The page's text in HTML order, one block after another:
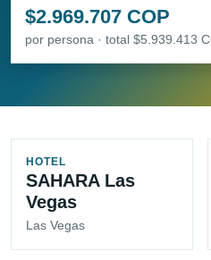
$2.969.707 COP
por persona · total $5.939.413
HOTEL
SAHARA Las
Vegas
Las Vegas